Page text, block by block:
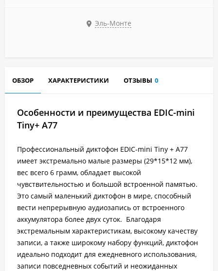
Эль-Монте
ОБЗОР ХАРАКТЕРИСТИКИ ОТЗЫВЫ 0
Особенности и преимущества EDIC-mini
Tiny+ A77
Профессиональный диктофон EDIC-mini Tiny + А77
имеет экстремально малые размеры (29*15*12 мм),
вес всего 6 грамм, обладает высокой
чувствительностью и большой встроенной памятью.
Это самый маленький диктофон в мире, способный
вести непрерывную аудиозапись от встроенного
аккумулятора более двух суток. Благодаря
экстремальным характеристикам, высокому качеству
записи, а также широкому набору функций, диктофон
идеально подходит для ежедневного использования,
записи повседневных событий и неожиданных